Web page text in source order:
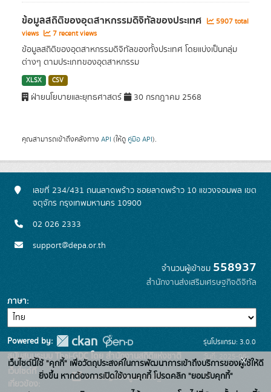
ข้อมูลสถิติของอุตสาหกรรมดิจิทัลของประเทศ
5907 total
views
7 recent views
ข้อมูลสถิติของอุตสาหกรรมดิจิทัลของทั้งประเทศ โดยแบ่งเป็นกลุ่ม
ต่างๆ ตามประเภทของอุตสาหกรรม
XLSX CSV
ฝ่ายนโยบายและยุทธศาสตร์ 30 กรกฎาคม 2568
คุณสามารถเข้าถึงคลังทาง API (ให้ดู คู่มือ API).
เลขที่ 234/431 ถนนลาดพร้าว ซอยลาดพร้าว 10 แขวงจอมพล เขต
จตุจักร กรุงเทพมหานคร 10900
02 026 2333
support@depa.or.th
จำนวนผู้เข้าชม 558937
สำนักงานส่งเสริมเศรษฐกิจดิจิทัล
ภาษา
Powered by:
สนับสนุนระบบ Thai-GDC โดย สำนักงานสถิติแห่งชาติ
เว็บไซต์ที่
เกี่ยวข้อง:
ระบบบัญชีข้อมูลภาครัฐ
รุ่นโปรแกรม: 3.0.0
วันที่: 2025-06-
10
เว็บไซต์นี้ใช้ "คุกกี้" เพื่อวัตถุประสงค์ในการพัฒนาการเข้าถึงบริการของผู้ใช้ให้ดี
ยิ่งขึ้น หากต้องการเปิดใช้งานคุกกี้ โปรดคลิก "ยอมรับคุกกี้"
x